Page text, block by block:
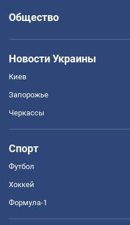
Общество
Новости Украины
Киев
Запорожье
Черкассы
Спорт
Футбол
Хоккей
Формула-1